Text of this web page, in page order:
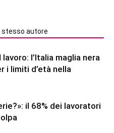
stesso autore
l’Italia maglia nera
i limiti d’età nella
il 68% dei lavoratori